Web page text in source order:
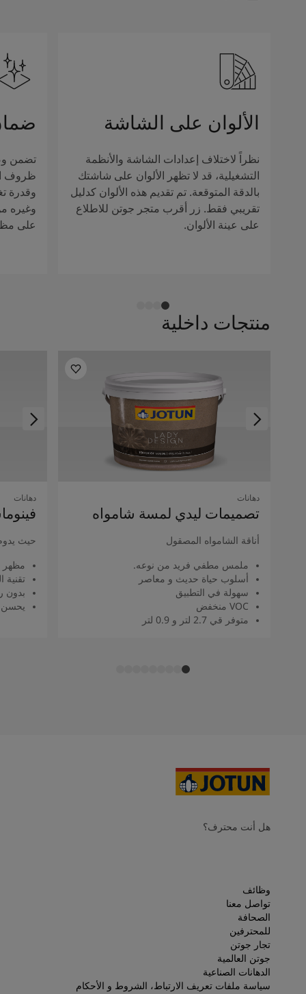
الألوان على الشاشة
نظراً لاختلاف إعدادات الشاشة والأنظمة
التشغيلية، قد لا تظهر الألوان على شاشتك
بالدقة المتوقعة. تم تقديم هذه الألوان كدليل
تقريبي فقط. زر أقرب متجر جوتن للاطلاع
على عينة الألوان.
تضمن
ظروف
وقدرة
وغيره
على
منتجات داخلية
دهانات
تصميمات ليدي لمسة شامواه
أناقة الشامواه المصقول
ملمس مطفي فريد من نوعه.
أسلوب حياة حديث و معاصر
سهولة في التطبيق
VOC منخفض
متوفر قي 2.7 لتر و 0.9 لتر
دهانات
حيث
مظهر
تقنية
بدون
يحسن
هل أنت محترف؟
وظائف
تواصل معنا
الصحافة
للمحترفين
تجار جوتن
جوتن العالمية
الدهانات الصناعية
سياسة ملفات تعريف الارتباط، الشروط و الأحكام